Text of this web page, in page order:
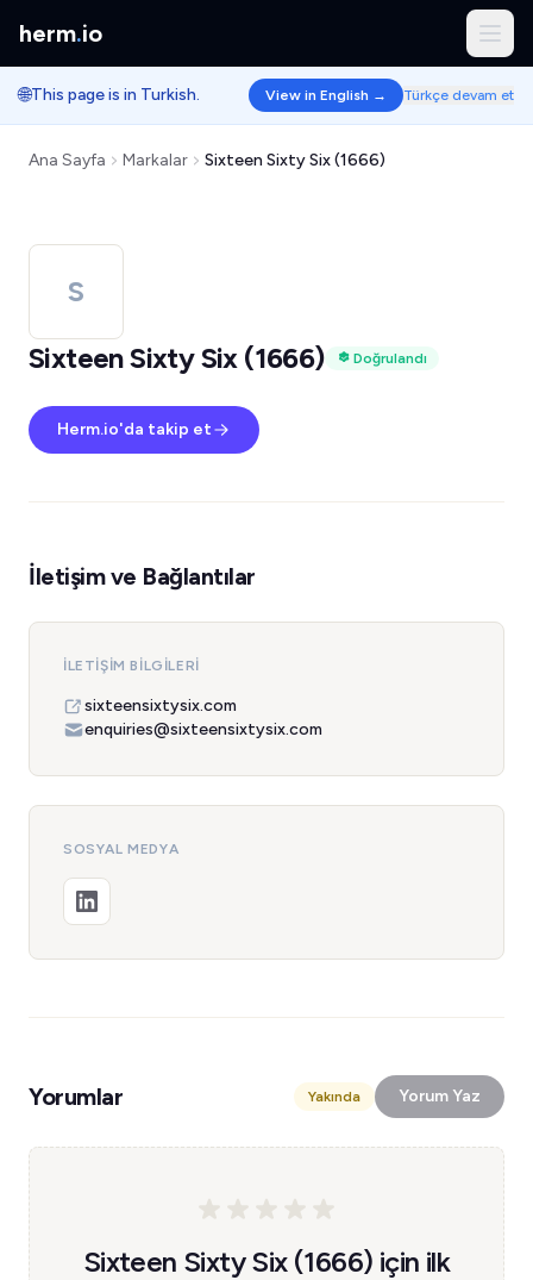
herm.io
🌐This page is in Turkish. View in English → Türkçe devam et
Ana Sayfa Markalar Sixteen Sixty Six (1666)
S
Sixteen Sixty Six (1666)
Doğrulandı
Herm.io'da takip et
İletişim ve Bağlantılar
İLETIŞIM BILGILERI
sixteensixtysix.com
enquiries@sixteensixtysix.com
SOSYAL MEDYA
Yorumlar Yakında Yorum Yaz
Sixteen Sixty Six (1666) için ilk